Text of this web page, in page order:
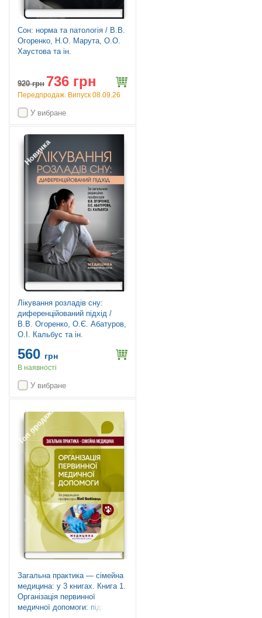
Сон: норма та патологія / В.В.
Огоренко, Н.О. Марута, О.О.
Хаустова та ін.
920грн 736 грн
Передпродаж. Випуск 08.09.26
У вибране
Новинка
Лікування розладів сну:
диференційований підхід /
В.В. Огоренко, О.Є. Абатуров,
О.І. Кальбус та ін.
560 грн
В наявності
У вибране
Топ продажів
Загальна практика — сімейна
медицина: у 3 книгах. Книга 1.
Організація первинної
медичної допомоги: підручник